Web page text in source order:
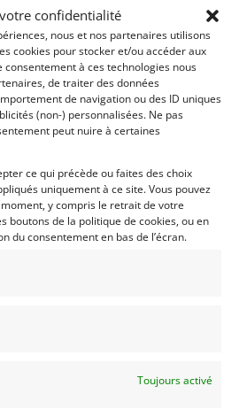
confidentialité
nous et nos partenaires utilisons
cookies pour stocker et/ou accéder aux
consentement à ces technologies nous
de traiter des données
de navigation ou des ID uniques
(non-) personnalisées. Ne pas
peut nuire à certaines
ce qui précède ou faites des choix
uniquement à ce site. Vous pouvez
y compris le retrait de votre
boutons de la politique de cookies, ou en
du consentement en bas de l’écran.
Toujours activé
(2000)
2 127 vues
#HU5. Cette voiture a gagné sa
Sebring en 2001. A participé aux 24
bien entretenue. Vient avec quelques